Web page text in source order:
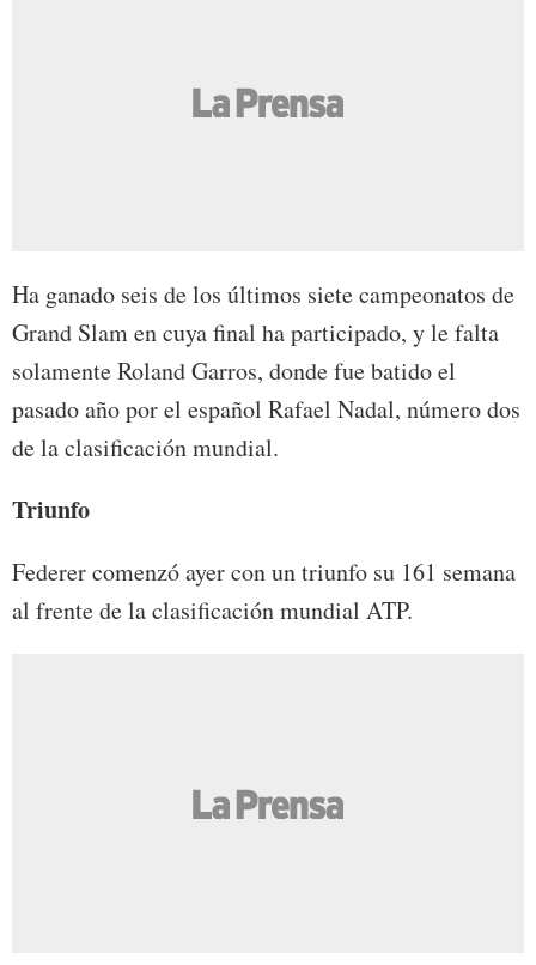
Ha ganado seis de los últimos siete campeonatos de
Grand Slam en cuya final ha participado, y le falta
solamente Roland Garros, donde fue batido el
pasado año por el español Rafael Nadal, número dos
de la clasificación mundial.
Triunfo
Federer comenzó ayer con un triunfo su 161 semana
al frente de la clasificación mundial ATP.